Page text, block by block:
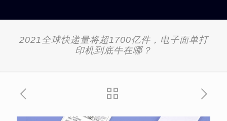
2021全球快递量将超1700亿件，电子面单打
印机到底牛在哪？